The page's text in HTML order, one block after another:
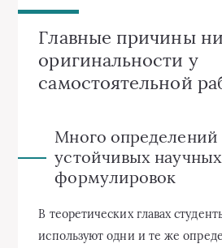
Главные причины
оригинальности у
самостоятельной
Много определений
устойчивых научных
формулировок
В теоретических главах
используют одни и те же